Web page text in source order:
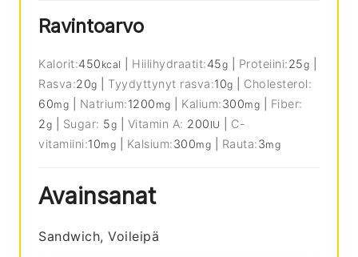
Ravintoarvo
Kalorit:450 kcal Hiilihydraatit:45g Proteiini:25g
Rasva:20g Tyydyttynyt rasva:10g
Cholesterol:
60mg Natrium:1200 mg Kalium:300mg
Fiber:
2g Sugar: 5g Vitamin A: 200 IU
C-
vitamiini:10mg Kalsium:300mg Rauta:3mg
Avainsanat
Sandwich, Voileipä